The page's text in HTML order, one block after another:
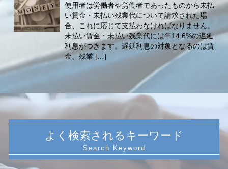
使用者は労働者や労働者であったものから未払
い賃金・未払い残業代について請求された場
合、これに応じて支払わなければなりません。
未払い賃金・未払い残業代には年14.6%の遅延
利息がつきます。遅延利息の対象となるのは賃
金、残業 […]
よく検索されるキーワード